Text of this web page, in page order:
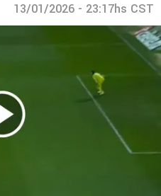
13/01/2026 - 23:17hs CST